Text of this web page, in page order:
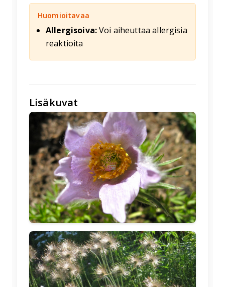
Huomioitavaa
Allergisoiva:Voi aiheuttaa allergisia
reaktioita
Lisäkuvat
🖼️